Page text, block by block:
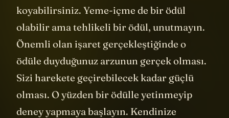
koyabilirsiniz. Yeme-içme de bir ödül
olabilir ama tehlikeli bir ödül, unutmayın.
Önemli olan işaret gerçekleştiğinde o
ödüle duyduğunuz arzunun gerçek olması.
Sizi harekete geçirebilecek kadar güçlü
olması. O yüzden bir ödülle yetinmeyip
deney yapmaya başlayın. Kendinize